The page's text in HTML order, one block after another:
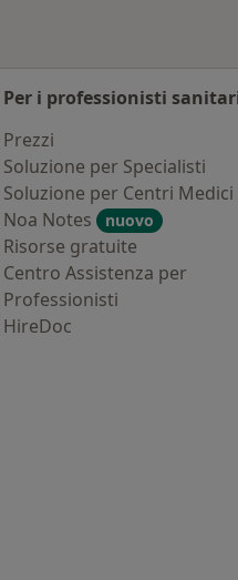
Per i professionisti
Prezzi
Soluzione per Specialisti
Soluzione per Centri Medici
Noa Notes
nuovo
Risorse gratuite
Centro Assistenza per
Professionisti
HireDoc